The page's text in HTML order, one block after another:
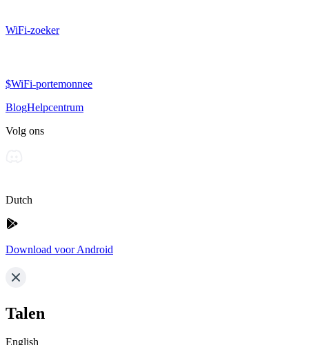
WiFi-zoeker
$WiFi-portemonnee
BlogHelpcentrum
Volg ons
Dutch
Download voor Android
Talen
English